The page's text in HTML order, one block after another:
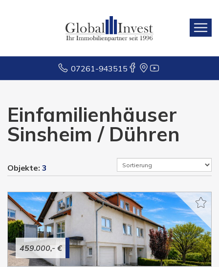
07261-943515
Einfamilienhäuser
Sinsheim / Dühren
Objekte: 3
459.000,- €